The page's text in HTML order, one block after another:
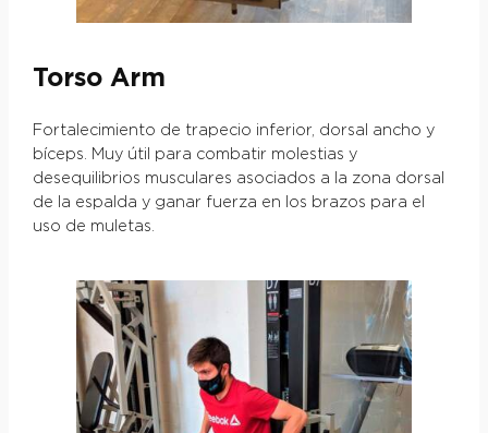
Torso Arm
Fortalecimiento de trapecio inferior, dorsal ancho y
bíceps. Muy útil para combatir molestias y
desequilibrios musculares asociados a la zona dorsal
de la espalda y ganar fuerza en los brazos para el
uso de muletas.